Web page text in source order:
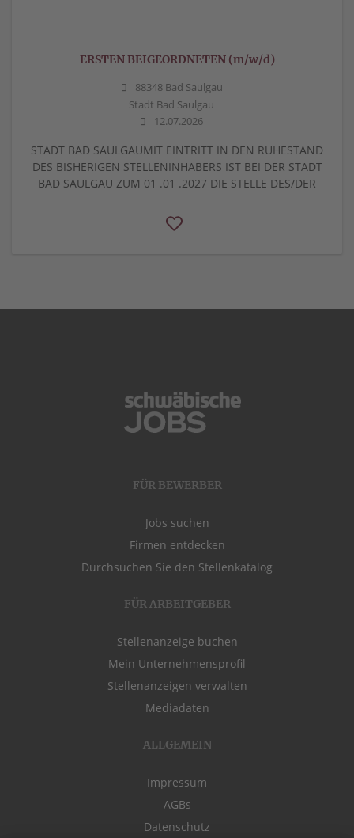
ERSTEN BEIGEORDNETEN (m/w/d)
88348 Bad Saulgau
Stadt Bad Saulgau
12.07.2026
STADT BAD SAULGAUMIT EINTRITT IN DEN RUHESTAND
DES BISHERIGEN STELLENINHABERS IST BEI DER STADT
BAD SAULGAU ZUM 01 .01 .2027 DIE STELLE DES/DER
FÜR BEWERBER
Jobs suchen
Firmen entdecken
Durchsuchen Sie den Stellenkatalog
FÜR ARBEITGEBER
Stellenanzeige buchen
Mein Unternehmensprofil
Stellenanzeigen verwalten
Mediadaten
ALLGEMEIN
Impressum
AGBs
Datenschutz